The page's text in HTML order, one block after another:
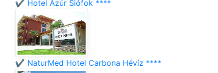
✔️ Hotel Azúr Siófok ****
✔️ NaturMed Hotel Carbona Hévíz ****